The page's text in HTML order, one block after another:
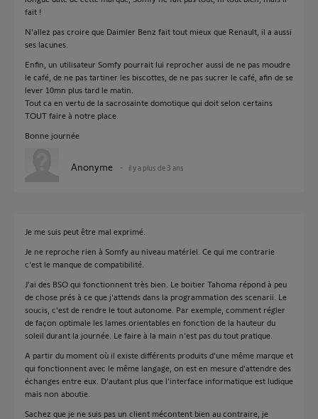
fait !
N'allez pas croire que Daimler Benz fait tout mieux que Renault, il a aussi
ses lacunes.
Enfin, un utilisateur Somfy pourrait lui reprocher aussi de ne pas moudre
le café, de ne pas tartiner les biscottes, de ne pas sucrer le café, afin de se
lever 10mn plus tard le matin.
Tout ca en vertu de la sacrosainte domotique qui doit selon certains
TOUT faire à notre place.
Bonne journée
Anonyme il y a plus de 3 ans
Je me suis peut être mal exprimé.
Je ne reproche rien à Somfy au niveau matériel. Ce qui me contrarie
c'est le manque de compatibilité.
J'ai des BSO qui fonctionnent très bien. Le boitier Tahoma répond à peu
de chose prés à ce que j'attends dans la programmation des scenarii. Le
soucis, c'est de rendre le tout autonome. Par exemple, comment régler
de façon optimale les lames orientables en fonction de la hauteur du
soleil durant la journée. Le faire à la main n'est pas du tout pratique.
A partir du moment où il existe différents produits d'une même marque et
qui fonctionnent avec le même langage, on est en mesure d'attendre des
échanges entre eux. D'autant plus que l'interface informatique est ludique
mais non aboutie.
Sachez que je ne suis pas un client mécontent bien au contraire, je